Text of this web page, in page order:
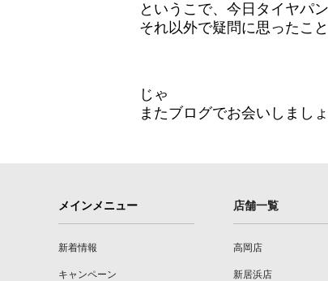
というこで、今日タイヤパ
それ以外で疑問に思ったこ
じゃ
またブログでお会いしましょ
メインメニュー
新着情報
キャンペーン
店舗一覧
高岡店
新居浜店